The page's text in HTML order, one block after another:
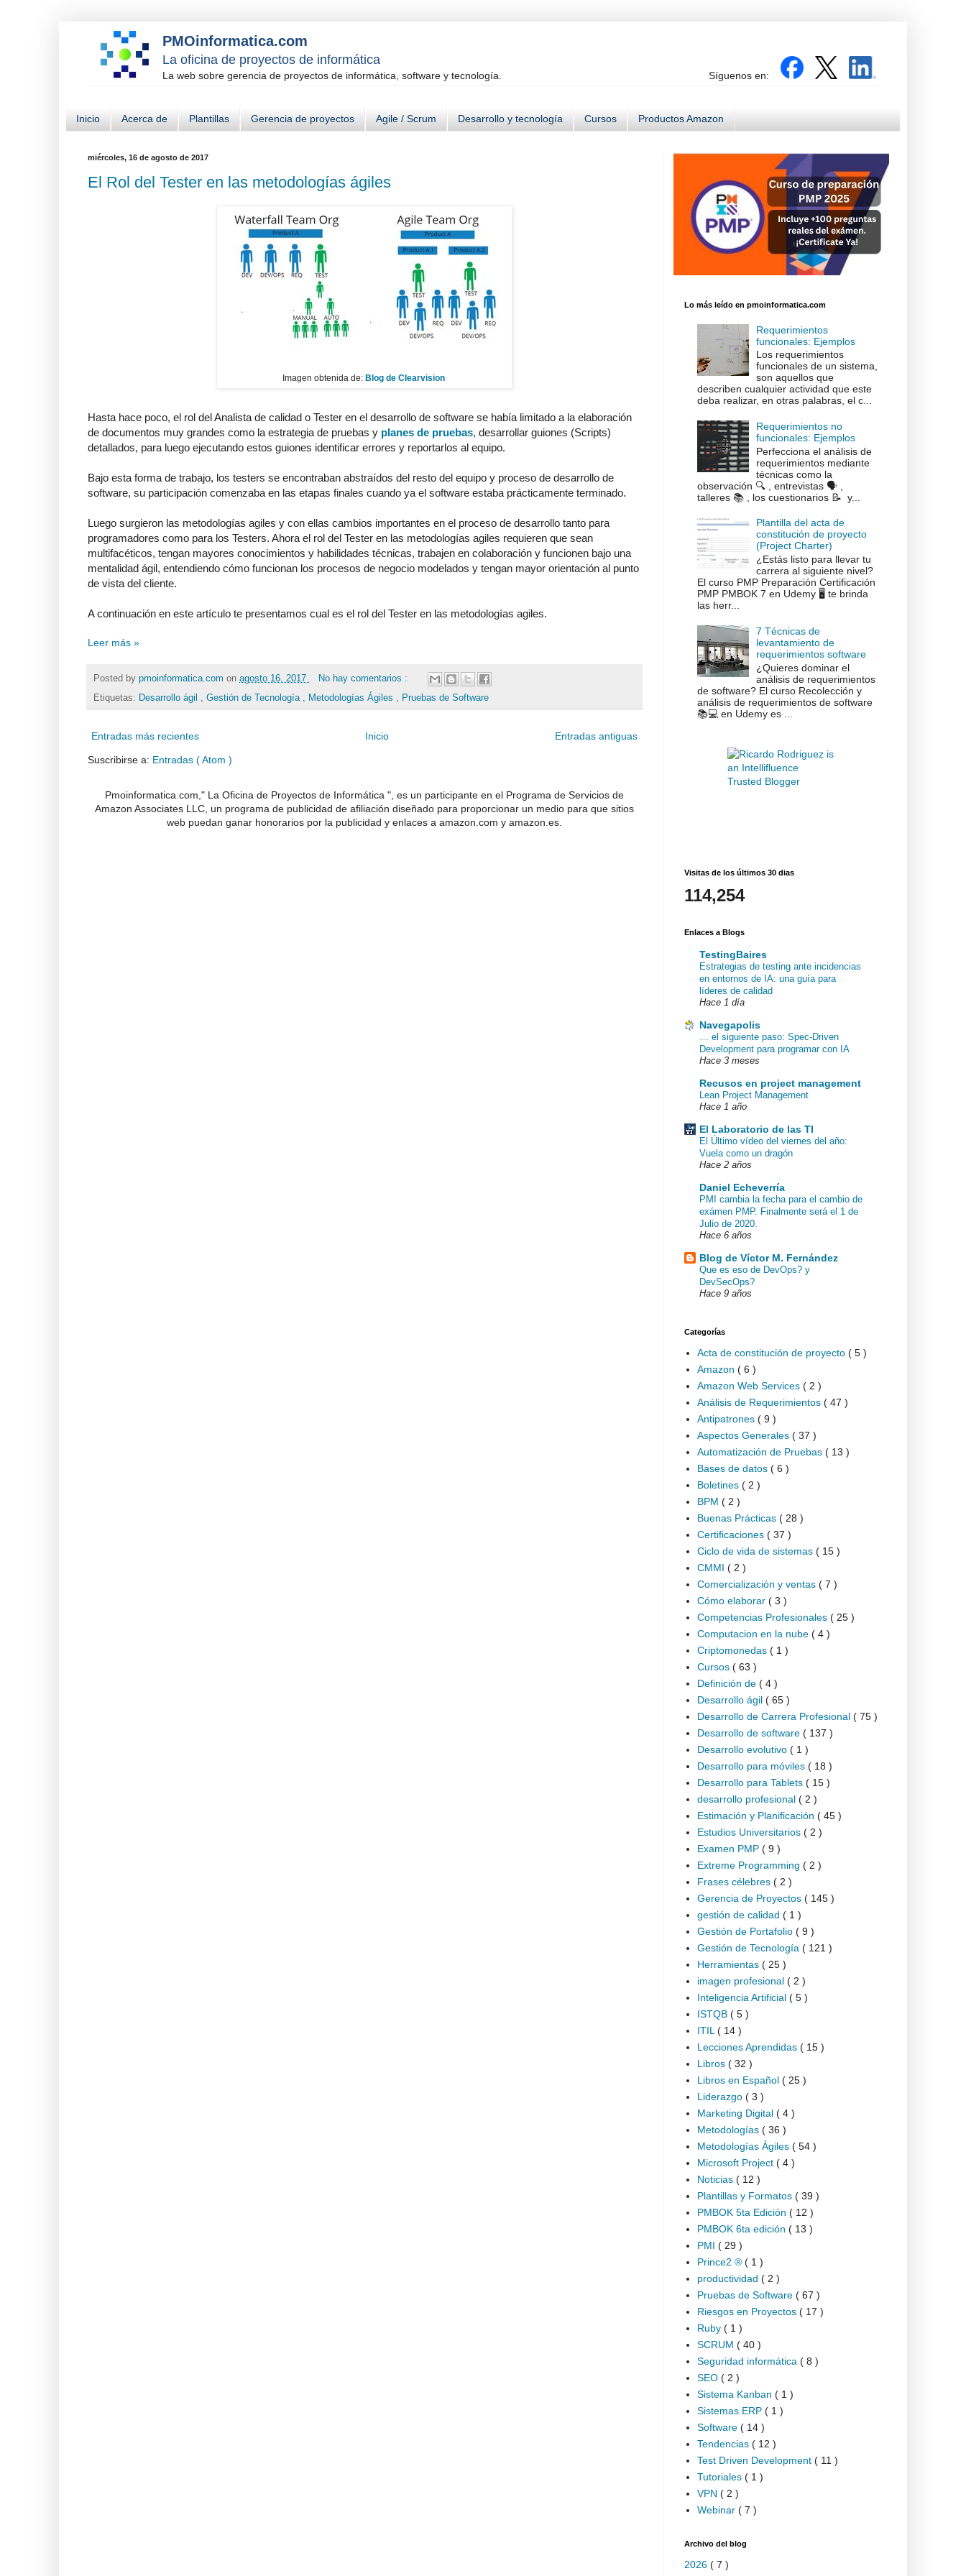
PMOinformatica.com
La oficina de proyectos de informática
La web sobre gerencia de proyectos de informática, software y tecnología. Síguenos en:
Inicio Acerca de Plantillas Gerencia de proyectos Agile / Scrum Desarrollo y tecnología Cursos Productos Amazon
miércoles, 16 de agosto de 2017
El Rol del Tester en las metodologías ágiles
Imagen obtenida de: Blog de Clearvision
Hasta hace poco, el rol del Analista de calidad o Tester en el desarrollo de software se había limitado a la elaboración
de documentos muy grandes como la estrategia de pruebas y planes de pruebas, desarrollar guiones (Scripts)
detallados, para luego ejecutando estos guiones identificar errores y reportarlos al equipo.
Bajo esta forma de trabajo, los testers se encontraban abstraídos del resto del equipo y proceso de desarrollo de
software, su participación comenzaba en las etapas finales cuando ya el software estaba prácticamente terminado.
Luego surgieron las metodologías agiles y con ellas cambios importantes en el proceso de desarrollo tanto para
programadores como para los Testers. Ahora el rol del Tester en las metodologías agiles requieren que sean
multifacéticos, tengan mayores conocimientos y habilidades técnicas, trabajen en colaboración y funcionen bajo una
mentalidad ágil, entendiendo cómo funcionan los procesos de negocio modelados y tengan mayor orientación al punto
de vista del cliente.
A continuación en este artículo te presentamos cual es el rol del Tester en las metodologías agiles.
Leer más »
Posted by pmoinformatica.com on agosto 16, 2017
No hay comentarios :
Etiquetas: Desarrollo ágil , Gestión de Tecnología , Metodologías Ágiles , Pruebas de Software
Entradas más recientes Entradas antiguas
Inicio
Suscribirse a: Entradas ( Atom )
Pmoinformatica.com," La Oficina de Proyectos de Informática ", es un participante en el Programa de Servicios de
Amazon Associates LLC, un programa de publicidad de afiliación diseñado para proporcionar un medio para que sitios
web puedan ganar honorarios por la publicidad y enlaces a amazon.com y amazon.es.
Lo más leído en pmoinformatica.com
Requerimientos
funcionales: Ejemplos
Los requerimientos
funcionales de un sistema,
son aquellos que
describen cualquier actividad que este
deba realizar, en otras palabras, el c...
Requerimientos no
funcionales: Ejemplos
Perfecciona el análisis de
requerimientos mediante
técnicas como la
observación 🔍 , entrevistas 🗣️ ,
talleres 📚 , los cuestionarios 📝 y...
Plantilla del acta de
constitución de proyecto
(Project Charter)
¿Estás listo para llevar tu
carrera al siguiente nivel?
El curso PMP Preparación Certificación
PMP PMBOK 7 en Udemy 🖥️ te brinda
las herr...
7 Técnicas de
levantamiento de
requerimientos software
¿Quieres dominar el
análisis de requerimientos
de software? El curso Recolección y
análisis de requerimientos de software
📚💻 en Udemy es ...
Visitas de los últimos 30 dias
114,254
Enlaces a Blogs
TestingBaires
Estrategias de testing ante incidencias
en entornos de IA: una guía para
líderes de calidad
Hace 1 día
Navegapolis
… el siguiente paso: Spec-Driven
Development para programar con IA
Hace 3 meses
Recusos en project management
Lean Project Management
Hace 1 año
El Laboratorio de las TI
El Último vídeo del viernes del año:
Vuela como un dragón
Hace 2 años
Daniel Echeverría
PMI cambia la fecha para el cambio de
exámen PMP. Finalmente será el 1 de
Julio de 2020.
Hace 6 años
Blog de Víctor M. Fernández
Que es eso de DevOps? y
DevSecOps?
Hace 9 años
Categorías
Acta de constitución de proyecto ( 5 )
Amazon ( 6 )
Amazon Web Services ( 2 )
Análisis de Requerimientos ( 47 )
Antipatrones ( 9 )
Aspectos Generales ( 37 )
Automatización de Pruebas ( 13 )
Bases de datos ( 6 )
Boletines ( 2 )
BPM ( 2 )
Buenas Prácticas ( 28 )
Certificaciones ( 37 )
Ciclo de vida de sistemas ( 15 )
CMMI ( 2 )
Comercialización y ventas ( 7 )
Cómo elaborar ( 3 )
Competencias Profesionales ( 25 )
Computacion en la nube ( 4 )
Criptomonedas ( 1 )
Cursos ( 63 )
Definición de ( 4 )
Desarrollo ágil ( 65 )
Desarrollo de Carrera Profesional ( 75 )
Desarrollo de software ( 137 )
Desarrollo evolutivo ( 1 )
Desarrollo para móviles ( 18 )
Desarrollo para Tablets ( 15 )
desarrollo profesional ( 2 )
Estimación y Planificación ( 45 )
Estudios Universitarios ( 2 )
Examen PMP ( 9 )
Extreme Programming ( 2 )
Frases célebres ( 2 )
Gerencia de Proyectos ( 145 )
gestión de calidad ( 1 )
Gestión de Portafolio ( 9 )
Gestión de Tecnología ( 121 )
Herramientas ( 25 )
imagen profesional ( 2 )
Inteligencia Artificial ( 5 )
ISTQB ( 5 )
ITIL ( 14 )
Lecciones Aprendidas ( 15 )
Libros ( 32 )
Libros en Español ( 25 )
Liderazgo ( 3 )
Marketing Digital ( 4 )
Metodologías ( 36 )
Metodologías Ágiles ( 54 )
Microsoft Project ( 4 )
Noticias ( 12 )
Plantillas y Formatos ( 39 )
PMBOK 5ta Edición ( 12 )
PMBOK 6ta edición ( 13 )
PMI ( 29 )
Prince2 ® ( 1 )
productividad ( 2 )
Pruebas de Software ( 67 )
Riesgos en Proyectos ( 17 )
Ruby ( 1 )
SCRUM ( 40 )
Seguridad informática ( 8 )
SEO ( 2 )
Sistema Kanban ( 1 )
Sistemas ERP ( 1 )
Software ( 14 )
Tendencias ( 12 )
Test Driven Development ( 11 )
Tutoriales ( 1 )
VPN ( 2 )
Webinar ( 7 )
Archivo del blog
2026 ( 7 )